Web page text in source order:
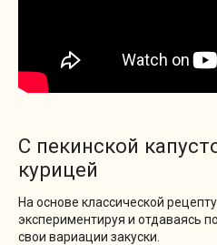
С пекинской
курицей
На основе классической
экспериментируя и отдаваясь
свои вариации закуски.